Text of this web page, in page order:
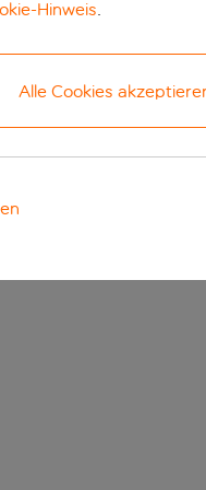
Hinweis.
Alle Cookies